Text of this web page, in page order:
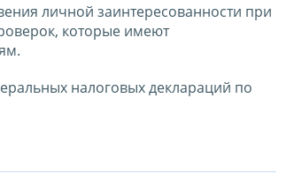
личной заинтересованности при
которые имеют
налоговых деклараций по